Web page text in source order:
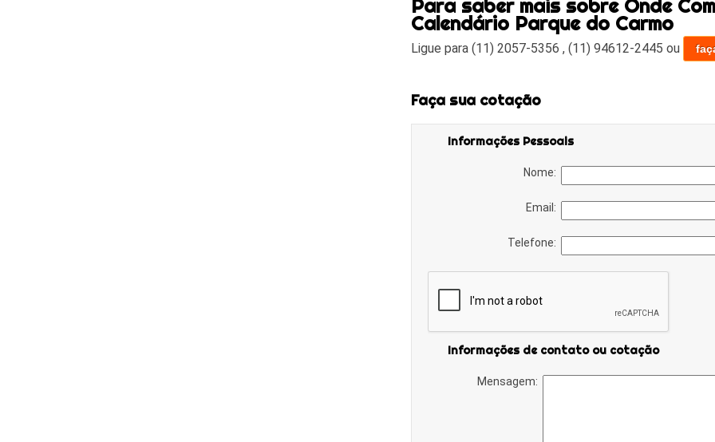
Para saber mais sobre Onde
Calendário Parque do Carmo
Ligue para(11) 2057-5356 ,(11) 94612-2445 ou
Faça sua cotação
Informações Pessoais
Nome:
Email:
Telefone:
Informações de contato ou cotação
Mensagem: